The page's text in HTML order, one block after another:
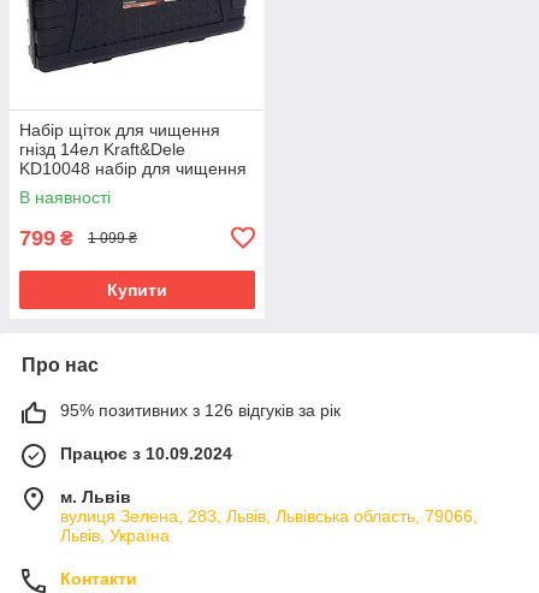
Набір щіток для чищення
гнізд 14ел Kraft&Dele
KD10048 набір для чищення
гнізд свічок запалювання
riven
В наявності
799 ₴ 1 099 ₴
Купити
Про нас
95% позитивних з 126 відгуків за рік
Працює з 10.09.2024
м. Львів
вулиця Зелена, 283, Львів, Львівська область, 79066,
Львів, Україна
Контакти